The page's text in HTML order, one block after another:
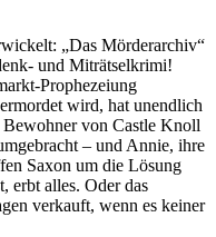
„Das Mörderarchiv“
und Miträtselkrimi!
Prophezeiung
wird, hat unendlich
Bewohner von Castle Knoll
– und Annie, ihre
Saxon um die Lösung
erbt alles. Oder das
verkauft, wenn es keiner